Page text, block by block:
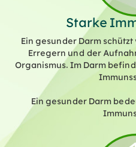
Starke
Ein gesunder Darm
Erregern und der
Organismus. Im Darm
Ein gesunder Darm